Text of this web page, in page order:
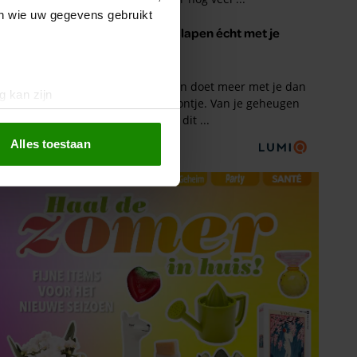
wie uw gegevens gebruikt
kan zijn
partners voor social
die u aan ze heeft
met onze cookies als u
Alles toestaan